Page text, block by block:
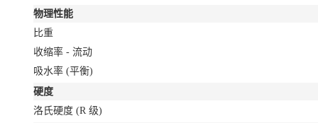
物理性能
比重
收缩率 - 流动
吸水率 (平衡)
硬度
洛氏硬度 (R 级)